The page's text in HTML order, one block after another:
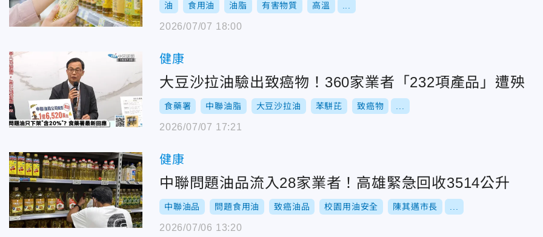
油 食用油 油脂 有害物質 高溫
2026/07/07 18:00
健康
大豆沙拉油驗出致癌物！360家業者「232項產品」遭殃
食藥署 中聯油脂 大豆沙拉油 苯駢芘 致癌物
2026/07/07 17:21
健康
中聯問題油品流入28家業者！高雄緊急回收3514公升
中聯油品 問題食用油 致癌油品 校園用油安全 陳其邁市長
2026/07/06 13:20